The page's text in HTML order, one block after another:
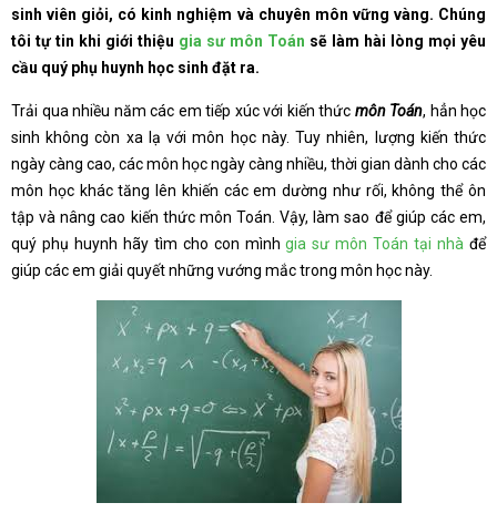
sinh viên giỏi, có kinh nghiệm và chuyên môn vững vàng. Chúng
tôi tự tin khi giới thiệu gia sư môn Toán sẽ làm hài lòng mọi yêu
cầu quý phụ huynh học sinh đặt ra.
Trải qua nhiều năm các em tiếp xúc với kiến thức môn Toán, hẳn học
sinh không còn xa lạ với môn học này. Tuy nhiên, lượng kiến thức
ngày càng cao, các môn học ngày càng nhiều, thời gian dành cho các
môn học khác tăng lên khiến các em dường như rối, không thể ôn
tập và nâng cao kiến thức môn Toán. Vậy, làm sao để giúp các em,
quý phụ huynh hãy tìm cho con mìnhgia sư môn Toán tại nhà để
giúp các em giải quyết những vướng mắc trong môn học này.